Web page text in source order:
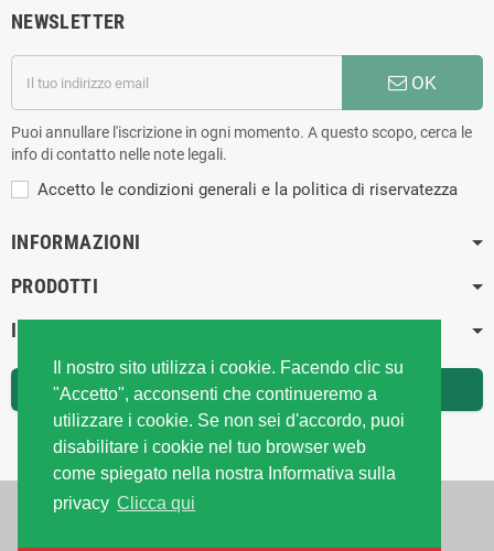
Il nostro sito utilizza i cookie. Facendo clic su
"Accetto", acconsenti che continueremo a
utilizzare i cookie. Se non sei d'accordo, puoi
disabilitare i cookie nel tuo browser web
come spiegato nella nostra Informativa sulla
privacy Clicca qui
NEWSLETTER
OK
Puoi annullare l'iscrizione in ogni momento. A questo scopo, cerca le
info di contatto nelle note legali.
Accetto le condizioni generali e la politica di riservatezza
INFORMAZIONI
PRODOTTI
IL TUO ACCOUNT
RECESSO DAL CONTRATTO
Traccia stato del recesso